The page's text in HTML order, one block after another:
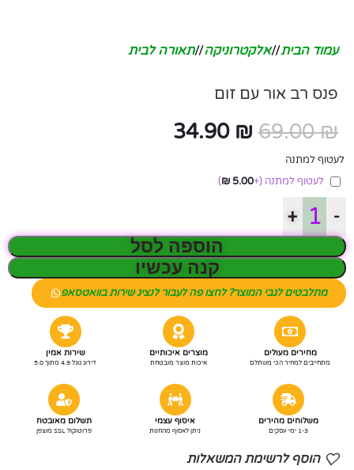
עמוד הבית/ אלקטרוניקה/ תאורה לבית
פנס רב אור עם זום
69.00₪
34.90 ₪
לעטוף למתנה
לעטוף למתנה (+
5.00
₪
)
-
+
הוספה לסל
קנה עכשיו
מתלבטים לגבי המוצר? לחצו פה לעבור לנציג שירות בוואטסאפ
מחירים מעולים
מתחייבים למחיר הכי משתלם
מוצרים איכותיים
איכות מוצר מובטחת
שירות אמין
דירוג גוגל 4.9 מתוך 5.0
משלוחים מהירים
1-3 ימי עסקים
איסוף עצמי
ניתן לאסוף מהחנות
תשלום מאובטח
פרוטוקול SSL מוצפן
הוסף לרשימת המשאלות